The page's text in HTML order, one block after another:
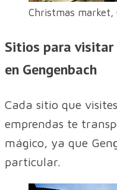
Christmas market,
Sitios para visitar
en Gengenbach
Cada sitio que
emprendas te
mágico, ya que
particular.